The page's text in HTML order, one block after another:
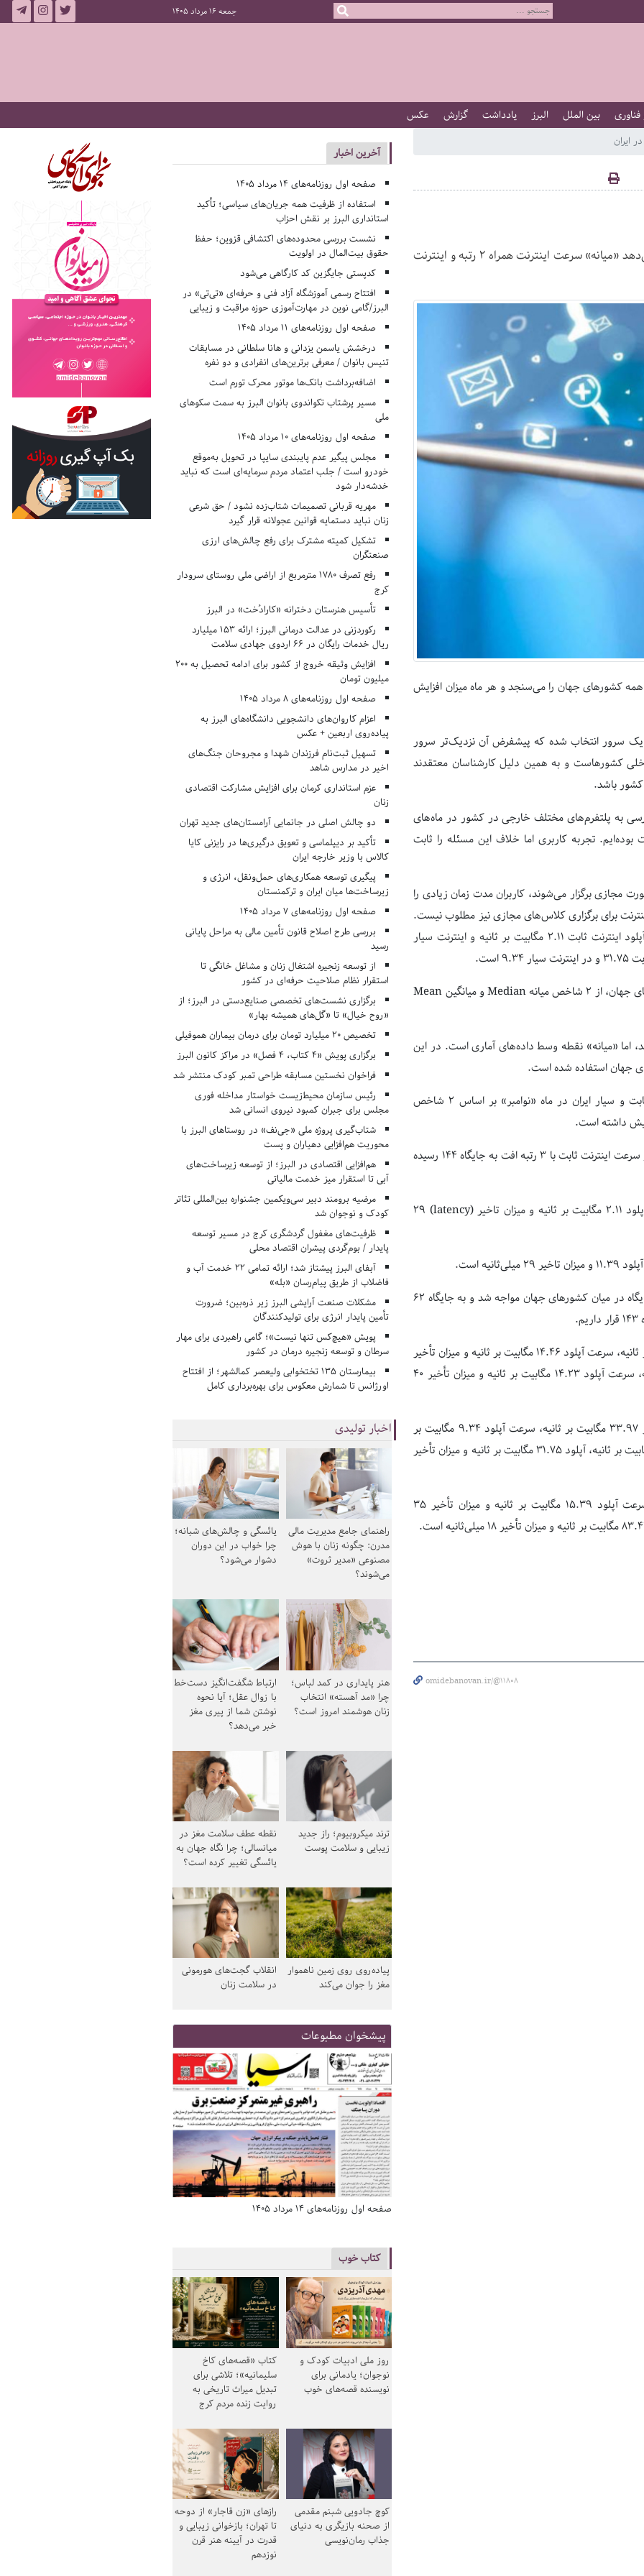
جمعه 16 مرداد 1405
بین الملل البرز یادداشت گزارش عکس
ایران
آخرین آمار ارائه شده از سرعت اینترنت در کشورهای مختلف نشان می‌دهد «میانه» سرعت اینترنت همراه ۲ رتبه و اینترنت
کشورهای جهان را می‌سنجد و هر ماه میزان افزایش
سرور انتخاب شده که پیشفرض آن نزدیک‌تر سرور
کشورهاست و به همین دلیل کارشناسان معتقدند
باشد.
به پلتفرم‌های مختلف خارجی در کشور در ماه‌های
تجربه کاربری اما خلاف این مسئله را ثابت
مجازی برگزار می‌شوند، کاربران مدت زمان زیادی را
برای برگزاری کلاس‌های مجازی نیز مطلوب نیست.
این کندی را می‌توان در آمار همین سایت نیز مشاهده کرد. میانه سرعت آپلود اینترنت ثابت ۲.۱۱ مگابیت بر ثانیه و اینترنت سیار
به گزارش ایرنا این وب‌سایت، برای سنجش رتبه و کیفیت اینترنت در کشورهای جهان، از ۲ شاخص میانه Median و میانگین Mean
«میانه» نقطه وسط داده‌های آماری است. در این
تازه‌ترین آماری که اسپیدتست ارائه کرده، نشان می‌دهد سرعت اینترنت ثابت و سیار ایران در ماه «نوامبر» بر اساس ۲ شاخص
بر اساس شاخص «میانه»، سرعت اینترنت سیار با ۲ پله افت به جایگاه ۴۸ و سرعت اینترنت ثابت با ۳ رتبه افت به جایگاه ۱۴۴ رسیده
«میانه» سرعت دانلود اینترنت ثابت اکنون ۱۱.۶۲ مگابیت بر ثانیه، سرعت آپلود ۲.۱۱ مگابیت بر ثانیه و میزان تاخیر (latency) ۲۹
«میانگین» وضعیت اینترنت سیار ایران نیز در ماهی که گذشت با کاهش جایگاه در میان کشورهای جهان مواجه شد و به جایگاه ۶۲
میانگین سرعت دانلود اینترنت سیار بر اساس این شاخص، ۵۴.۹۳ مگابیت بر ثانیه، سرعت آپلود ۱۴.۴۶ مگابیت بر ثانیه و میزان تأخیر
۳۳ میلی‌ثانیه است. در اینترنت ثابت، سرعت دانلود ۲۴.۶۱ مگابیت بر ثانیه، سرعت آپلود ۱۴.۲۳ مگابیت بر ثانیه و میزان تأخیر ۴۰
بر اساس گزارش این سایت، اکنون میانه سرعت جهانی دانلود اینترنت سیار ۳۳.۹۷ مگابیت بر ثانیه، سرعت آپلود ۹.۳۴ مگابیت بر
ثانیه و میزان تأخیر ۲۸ میلی‌ثانیه و در اینترنت ثابت سرعت دانلود ۷۴.۵۴ مگابیت بر ثانیه، آپلود ۳۱.۷۵ مگابیت بر ثانیه و میزان تأخیر
«میانگین» سرعت جهانی دانلود اینترنت سیار ۸۷.۳۶ مگابیت بر ثانیه، سرعت آپلود ۱۵.۳۹ مگابیت بر ثانیه و میزان تأخیر ۳۵
omidebanovan.ir/@11808
آخرین اخبار
صفحه اول روزنامه‌های 14 مرداد 1405
استفاده از ظرفیت همه جریان‌های سیاسی؛ تأکید
استانداری البرز بر نقش احزاب
نشست بررسی محدوده‌های اکتشافی قزوین؛ حفظ
حقوق بیت‌المال در اولویت
کدپستی جایگزین کد کارگاهی می‌شود
افتتاح رسمی آموزشگاه آزاد فنی و حرفه‌ای «تی‌تی» در
البرز/گامی نوین در مهارت‌آموزی حوزه مراقبت و زیبایی
صفحه اول روزنامه‌های 11 مرداد 1405
درخشش یاسمن یزدانی و هانا سلطانی در مسابقات
تنیس بانوان / معرفی برترین‌های انفرادی و دو نفره
اضافه‌برداشت بانک‌ها موتور محرک تورم است
مسیر پرشتاب تکواندوی بانوان البرز به سمت سکوهای
ملی
صفحه اول روزنامه‌های 10 مرداد 1405
مجلس پیگیر عدم پایبندی سایپا در تحویل به‌موقع
خودرو است / جلب اعتماد مردم سرمایه‌ای است که نباید
خدشه‌دار شود
مهریه قربانی تصمیمات شتاب‌زده نشود / حق شرعی
زنان نباید دستمایه قوانین عجولانه قرار گیرد
تشکیل کمیته مشترک برای رفع چالش‌های ارزی
صنعتگران
رفع تصرف ۱۷۸۰ مترمربع از اراضی ملی روستای سرودار
کرج
تأسیس هنرستان دخترانه «کارادُخت» در البرز
رکوردزنی در عدالت درمانی البرز؛ ارائه ۱۵۳ میلیارد
ریال خدمات رایگان در ۶۶ اردوی جهادی سلامت
افزایش وثیقه خروج از کشور برای ادامه تحصیل به ۲۰۰
میلیون تومان
صفحه اول روزنامه‌های 8 مرداد 1405
اعزام کاروان‌های دانشجویی دانشگاه‌های البرز به
پیاده‌روی اربعین + عکس
تسهیل ثبت‌نام فرزندان شهدا و مجروحان جنگ‌های
اخیر در مدارس شاهد
عزم استانداری کرمان برای افزایش مشارکت اقتصادی
زنان
دو چالش اصلی در جانمایی آرامستان‌های جدید تهران
تأکید بر دیپلماسی و تعویق درگیری‌ها در رایزنی کایا
کالاس با وزیر خارجه ایران
پیگیری توسعه همکاری‌های حمل‌ونقل، انرژی و
زیرساخت‌ها میان ایران و ترکمنستان
صفحه اول روزنامه‌های 7 مرداد 1405
بررسی طرح اصلاح قانون تأمین مالی به مراحل پایانی
رسید
از توسعه زنجیره اشتغال زنان و مشاغل خانگی تا
استقرار نظام صلاحیت حرفه‌ای در کشور
برگزاری نشست‌های تخصصی صنایع‌دستی در البرز؛ از
«روح خیال» تا «گل‌های همیشه بهار»
تخصیص ۲۰ میلیارد تومان برای درمان بیماران هموفیلی
برگزاری پویش «۴ کتاب، ۴ فصل» در مراکز کانون البرز
فراخوان نخستین مسابقه طراحی تمبر کودک منتشر شد
رئیس سازمان محیط‌زیست خواستار مداخله فوری
مجلس برای جبران کمبود نیروی انسانی شد
شتاب‌گیری پروژه ملی «جی‌نف» در روستاهای البرز با
محوریت هم‌افزایی دهیاران و پست
هم‌افزایی اقتصادی در البرز؛ از توسعه زیرساخت‌های
آبی تا استقرار میز خدمت مالیاتی
مرضیه برومند دبیر سی‌ویکمین جشنواره بین‌المللی تئاتر
کودک و نوجوان شد
ظرفیت‌های مغفول گردشگری کرج در مسیر توسعه
پایدار / بوم‌گردی پیشران اقتصاد محلی
آبفای البرز پیشتاز شد؛ ارائه تمامی ۲۲ خدمت آب و
فاضلاب از طریق پیام‌رسان «بله»
مشکلات صنعت آرایشی البرز زیر ذره‌بین؛ ضرورت
تأمین پایدار انرژی برای تولیدکنندگان
پویش «هیچ‌کس تنها نیست»؛ گامی راهبردی برای مهار
سرطان و توسعه زنجیره درمان در کشور
بیمارستان ۱۳۵ تختخوابی ولیعصر کمالشهر؛ از افتتاح
اورژانس تا شمارش معکوس برای بهره‌برداری کامل
اخبار تولیدی
راهنمای جامع مدیریت مالی
مدرن: چگونه زنان با هوش
مصنوعی «مدیر ثروت»
می‌شوند؟
یائسگی و چالش‌های شبانه؛
چرا خواب در این دوران
دشوار می‌شود؟
هنر پایداری در کمد لباس؛
چرا «مد آهسته» انتخاب
زنان هوشمند امروز است؟
ارتباط شگفت‌انگیز دست‌خط
با زوال عقل؛ آیا نحوه
نوشتن شما از پیری مغز
خبر می‌دهد؟
ترند میکروبیوم؛ راز جدید
زیبایی و سلامت پوست
نقطه عطف سلامت مغز در
میانسالی؛ چرا نگاه جهان به
یائسگی تغییر کرده است؟
پیاده‌روی روی زمین ناهموار
مغز را جوان می‌کند
انقلاب گجت‌های هورمونی
در سلامت زنان
پیشخوان مطبوعات
صفحه اول روزنامه‌های 14 مرداد 1405
کتاب خوب
روز ملی ادبیات کودک و
نوجوان؛ یادمانی برای
نویسنده قصه‌های خوب
کتاب «قصه‌های کاخ
سلیمانیه»؛ تلاشی برای
تبدیل میراث تاریخی به
روایت زنده مردم کرج
کوچ جادویی شبنم مقدمی
از صحنه بازیگری به دنیای
جذاب رمان‌نویسی
رازهای «زن قاجار» از دوحه
تا تهران؛ بازخوانی زیبایی و
قدرت در آیینه هنر قرن
نوزدهم